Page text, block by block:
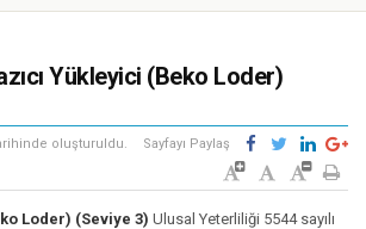
Kurye Taslak Yeterliliği Hazırlandı
Belgesi'ne Sahip Nitelikli İşgücü Sayısı 300.00
Genel Destek Programı Mesleki Yeterlilik Teşvikleri Ya
Yükleyici (Beko Loder)
oluşturuldu. Sayfayı Paylaş
Loder) (Seviye 3) Ulusal Yeterliliği 5544 sayılı